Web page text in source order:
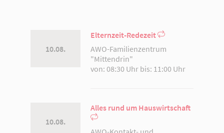
10.08.
Elternzeit-Redezeit
AWO-Familienzentrum
"Mittendrin"
von: 08:30 Uhr bis: 11:00 Uhr
10.08.
Alles rund um Hauswirtschaft